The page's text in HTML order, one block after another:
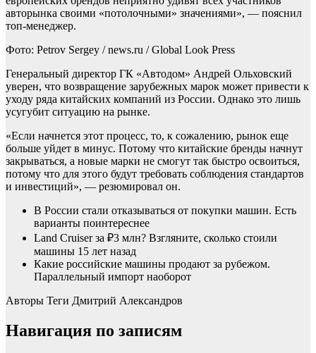
авторынка своими «потолочными» значениями», — пояснил
топ-менеджер.
Фото: Petrov Sergey / news.ru / Global Look Press
Генеральный директор ГК «Автодом» Андрей Ольховский
уверен, что возвращение зарубежных марок может привести к
уходу ряда китайских компаний из России. Однако это лишь
усугубит ситуацию на рынке.
«Если начнется этот процесс, то, к сожалению, рынок еще
больше уйдет в минус. Потому что китайские бренды начнут
закрываться, а новые марки не смогут так быстро освоиться,
потому что для этого будут требовать соблюдения стандартов
и инвестиций», — резюмировал он.
В России стали отказываться от покупки машин. Есть
варианты поинтереснее
Land Cruiser за ₽3 млн? Взгляните, сколько стоили
машины 15 лет назад
Какие российские машины продают за рубежом.
Параллельный импорт наоборот
Авторы Теги Дмитрий Александров
Навигация по записям